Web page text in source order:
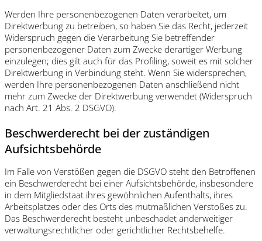
Werden Ihre personenbezogenen Daten verarbeitet, um
Direktwerbung zu betreiben, so haben Sie das Recht, jederzeit
Widerspruch gegen die Verarbeitung Sie betreffender
personenbezogener Daten zum Zwecke derartiger Werbung
einzulegen; dies gilt auch für das Profiling, soweit es mit solcher
Direktwerbung in Verbindung steht. Wenn Sie widersprechen,
werden Ihre personenbezogenen Daten anschließend nicht
mehr zum Zwecke der Direktwerbung verwendet (Widerspruch
nach Art. 21 Abs. 2 DSGVO).
Beschwerderecht bei der zuständigen
Aufsichtsbehörde
Im Falle von Verstößen gegen die DSGVO steht den Betroffenen
ein Beschwerderecht bei einer Aufsichtsbehörde, insbesondere
in dem Mitgliedstaat ihres gewöhnlichen Aufenthalts, ihres
Arbeitsplatzes oder des Orts des mutmaßlichen Verstoßes zu.
Das Beschwerderecht besteht unbeschadet anderweitiger
verwaltungsrechtlicher oder gerichtlicher Rechtsbehelfe.